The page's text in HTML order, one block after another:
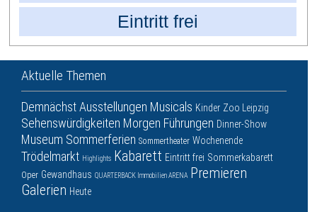
Eintritt frei
Aktuelle Themen
DemnächstAusstellungen Musicals Kinder Zoo Leipzig
Sehenswürdigkeiten Morgen Führungen Dinner-Show
Museum Sommerferien Sommertheater Wochenende
Trödelmarkt Highlights Kabarett Eintritt frei Sommerkabarett
Oper Gewandhaus QUARTERBACK Immobilien ARENA Premieren
Galerien Heute